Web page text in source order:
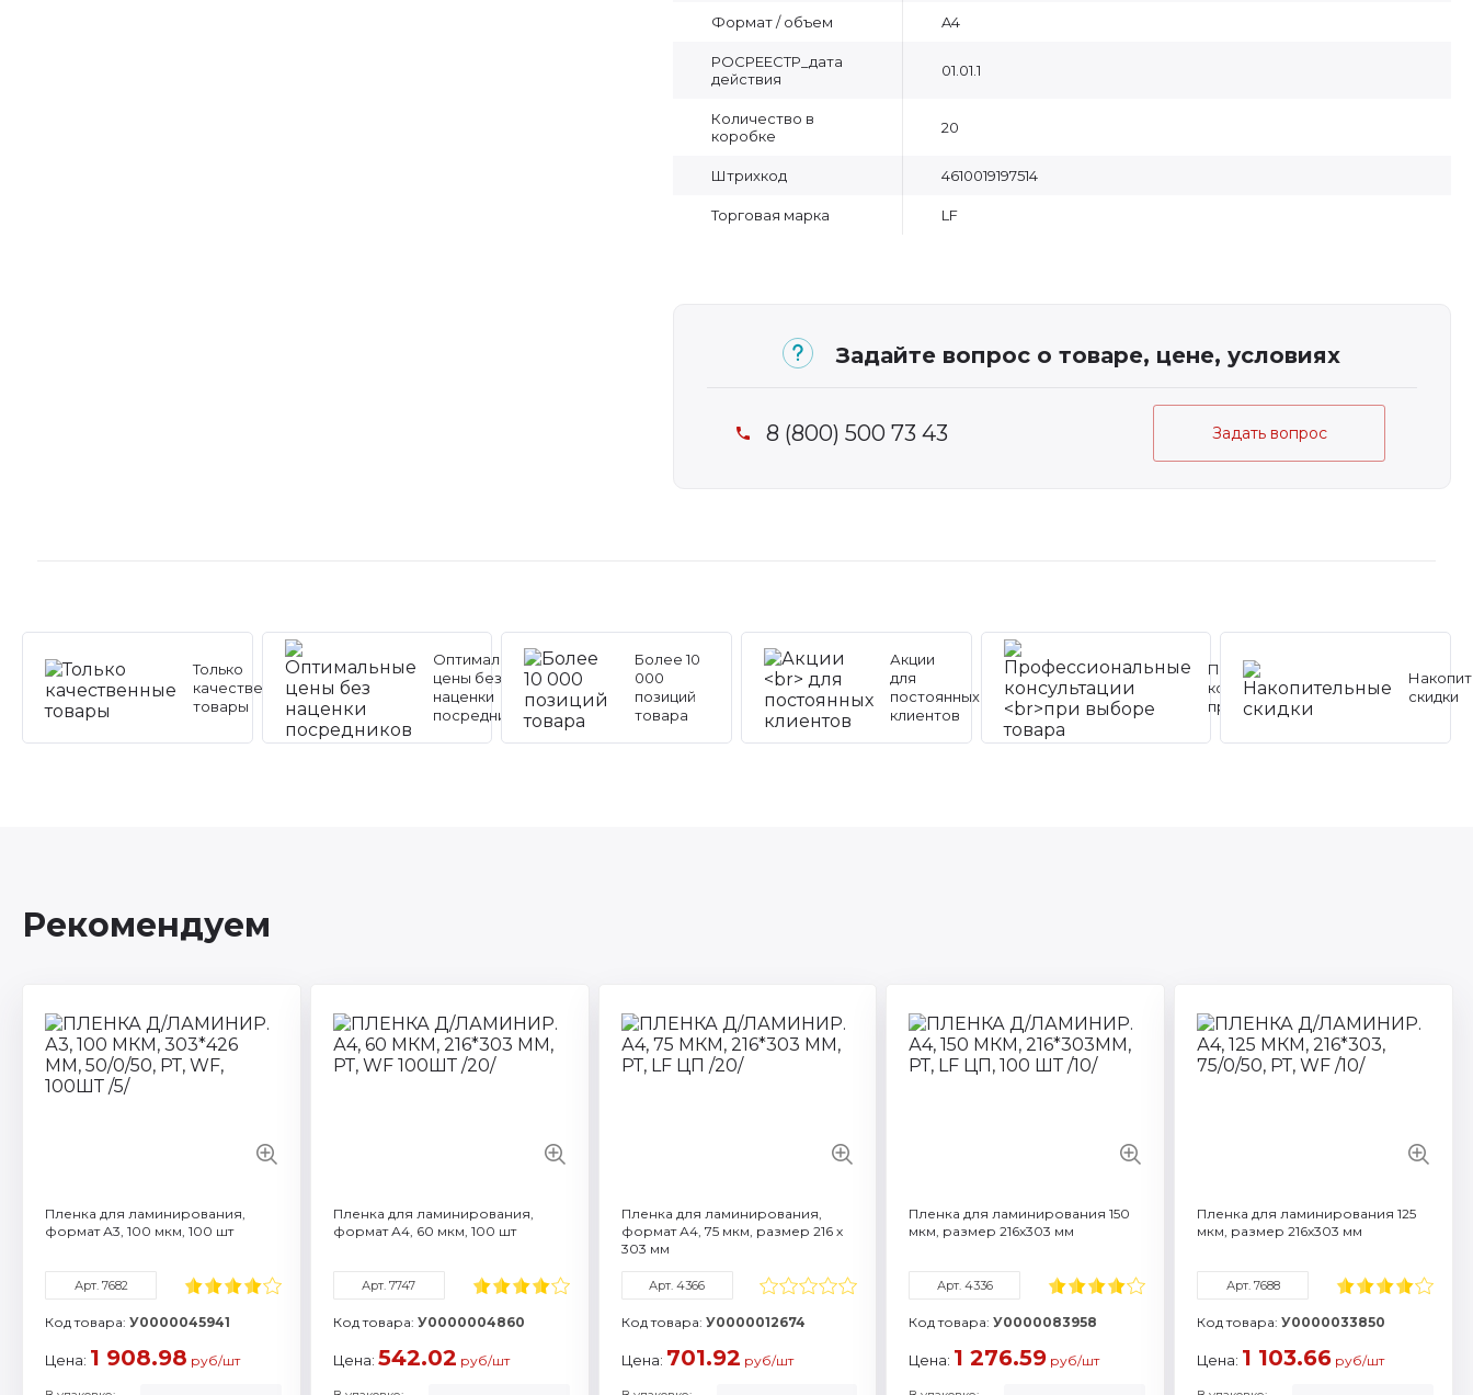
Формат / объем A4
РОСРЕЕСТР_дата
действия
01.01.1
Количество в
коробке
20
Штрихкод 4610019197514
Торговая марка LF
Задайте вопрос о товаре, цене, условиях
8 (800) 500 73 43 Задать вопрос
Только
качественные
товары
Оптимальные
цены без
наценки
посредников
Более 10
000
позиций
товара
Акции
для
постоянных
клиентов
Профессиональные
консультации
при выборе товара
скидки
Рекомендуем
Пленка для ламинирования,
формат А3, 100 мкм, 100 шт
Арт. 7682
Код товара: У0000045941
Цена: 1 908.98 руб/шт
Артикул: 7682
Формат / объем: A3
Смотреть все характеристики
Пленка для ламинирования,
формат А4, 60 мкм, 100 шт
Арт. 7747
Код товара: У0000004860
Цена: 542.02 руб/шт
Артикул: 7747
Формат / объем: A4
Смотреть все характеристики
Пленка для ламинирования,
формат А4, 75 мкм, размер 216 х
303 мм
Арт. 4366
Код товара: У0000012674
Цена: 701.92 руб/шт
Артикул: 4366
Формат / объем: A4
Смотреть все характеристики
Пленка для ламинирования 150
мкм, размер 216х303 мм
Арт. 4336
Код товара:У0000083958
Цена: 1 276.59 руб/шт
Артикул: 4336
Смотреть все характеристики
Пленка для ламинирования 125
мкм, размер 216х303 мм
Арт. 7688
Код товара:У0000033850
Цена: 1 103.66 руб/шт